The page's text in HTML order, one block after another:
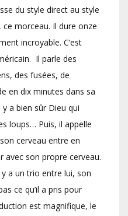
du style direct au style
ce morceau. Il dure onze
incroyable. C’est
Il parle des
des fusées, de
en dix minutes dans sa
a bien sûr Dieu qui
loups… Puis, il appelle
cerveau entre en
avec son propre cerveau.
a un trio entre lui, son
ce qu’il a pris pour
est magnifique, le